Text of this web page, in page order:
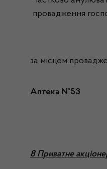
провадження
за місцем
Аптека №53
8 Приватне